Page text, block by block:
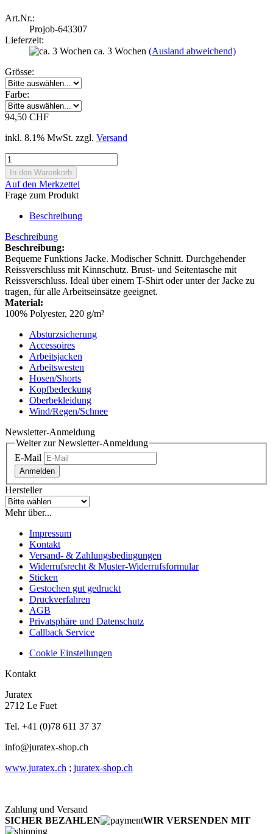
Art.Nr.:
Projob-643307
Lieferzeit:
ca. 3 Wochen (Ausland abweichend)
Grösse:
Farbe:
94,50 CHF
inkl. 8.1% MwSt. zzgl. Versand
Auf den Merkzettel
Frage zum Produkt
Beschreibung
Beschreibung
Beschreibung:
Bequeme Funktions Jacke. Modischer Schnitt. Durchgehender
Reissverschluss mit Kinnschutz. Brust- und Seitentasche mit
Reissverschluss. Ideal über einem T-Shirt oder unter der Jacke zu
tragen, für alle Arbeitseinsätze geeignet.
Material:
100% Polyester, 220 g/m²
Absturzsicherung
Accessoires
Arbeitsjacken
Arbeitswesten
Hosen/Shorts
Kopfbedeckung
Oberbekleidung
Wind/Regen/Schnee
Newsletter-Anmeldung
Weiter zur Newsletter-Anmeldung
E-Mail
Anmelden
Hersteller
Mehr über...
Impressum
Kontakt
Versand- & Zahlungsbedingungen
Widerrufsrecht & Muster-Widerrufsformular
Sticken
Gestochen gut gedruckt
Druckverfahren
AGB
Privatsphäre und Datenschutz
Callback Service
Cookie Einstellungen
Kontakt
Juratex
2712 Le Fuet
Tel. +41 (0)78 611 37 37
info@juratex-shop.ch
www.juratex.ch ; juratex-shop.ch
Zahlung und Versand
SICHER BEZAHLEN
WIR VERSENDEN MIT